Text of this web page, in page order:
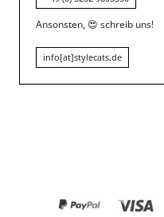
Ansonsten, 😍 schreib uns!
info[at]stylecats.de